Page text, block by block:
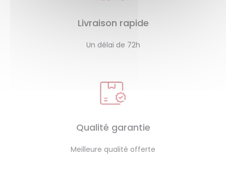
Livraison rapide
Un délai de 72h
Qualité garantie
Meilleure qualité offerte